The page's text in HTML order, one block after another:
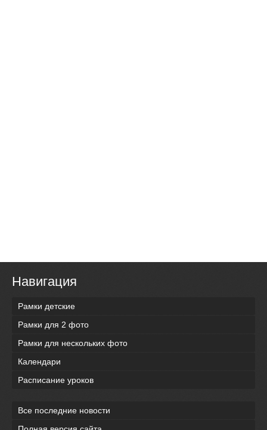
Навигация
Рамки детские
Рамки для 2 фото
Рамки для нескольких фото
Календари
Расписание уроков
Все последние новости